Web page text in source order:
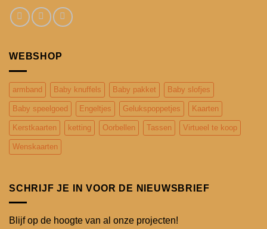
WEBSHOP
armband Baby knuffels Baby pakket Baby slofjes
Baby speelgoed Engeltjes Gelukspoppetjes Kaarten
Kerstkaarten ketting Oorbellen Tassen Virtueel te koop
Wenskaarten
SCHRIJF JE IN VOOR DE NIEUWSBRIEF
Blijf op de hoogte van al onze projecten!